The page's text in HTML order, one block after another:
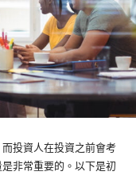
投資人在投資之前會考
非常重要的。以下是初